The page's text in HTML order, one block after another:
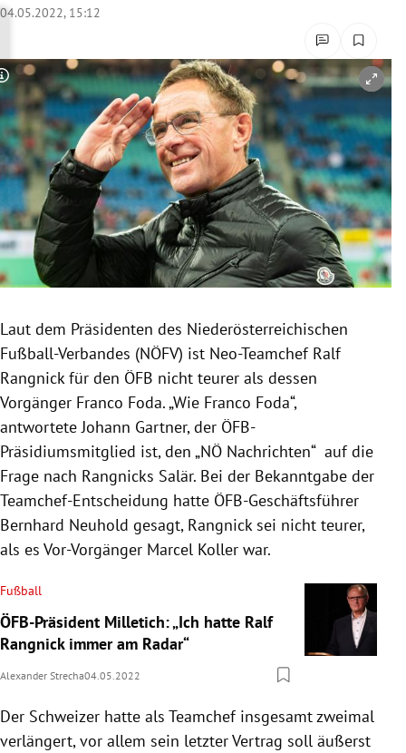
Untermenü
Untermenü
Untermenü
Untermenü
Untermenü
04.05.2022, 15:12
Copyright-Hinweis öffnen/schließen
Laut dem Präsidenten des Niederösterreichischen
Fußball-Verbandes (NÖFV) ist Neo-Teamchef Ralf
Rangnick für den ÖFB nicht teurer als dessen
Vorgänger Franco Foda. „Wie Franco Foda“,
antwortete Johann Gartner, der ÖFB-
Präsidiumsmitglied ist, den „NÖ Nachrichten“ auf die
Frage nach Rangnicks Salär. Bei der Bekanntgabe der
Teamchef-Entscheidung hatte ÖFB-Geschäftsführer
Bernhard Neuhold gesagt, Rangnick sei nicht teurer,
als es Vor-Vorgänger Marcel Koller war.
Fußball
ÖFB-Präsident Milletich: „Ich hatte Ralf
Rangnick immer am Radar“
Alexander Strecha04.05.2022
Der Schweizer hatte als Teamchef insgesamt zweimal
verlängert, vor allem sein letzter Vertrag soll äußerst